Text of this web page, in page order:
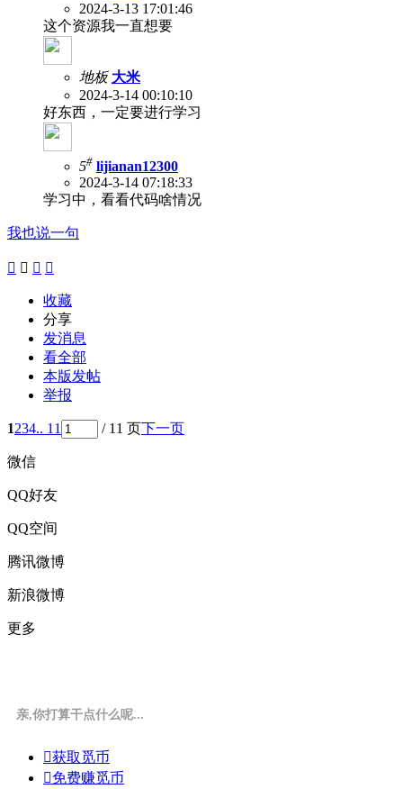
2024-3-13 17:01:46
这个资源我一直想要
地板 大米
2024-3-14 00:10:10
好东西，一定要进行学习
5# lijianan12300
2024-3-14 07:18:33
学习中，看看代码啥情况
我也说一句
   
收藏
分享
发消息
看全部
本版发帖
举报
1234.. 11 / 11 页下一页
微信
QQ好友
QQ空间
腾讯微博
新浪微博
更多
亲,你打算干点什么呢...
获取觅币
免费赚觅币